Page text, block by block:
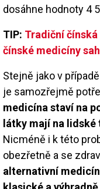
dosáhne hodnoty 4
TIP: Tradiční
čínské medicíny
Stejně jako v
je samozřejmě
medicína staví na
látky mají na
Nicméně i k této
obezřetně a se
alternativní